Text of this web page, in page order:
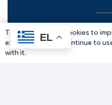
EL
This website uses cookies to
experience. If you continue to
with it.